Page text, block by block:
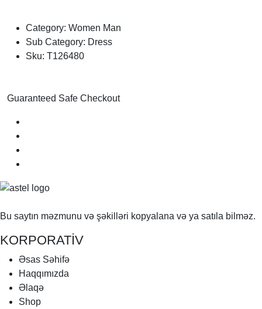
Category: Women Man
Sub Category: Dress
Sku: T126480
Guaranteed Safe Checkout
Bu saytın məzmunu və şəkilləri kopyalana və ya satıla bilməz.
KORPORATİV
Əsas Səhifə
Haqqımızda
Əlaqə
Shop